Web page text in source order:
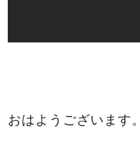
おはようございます。